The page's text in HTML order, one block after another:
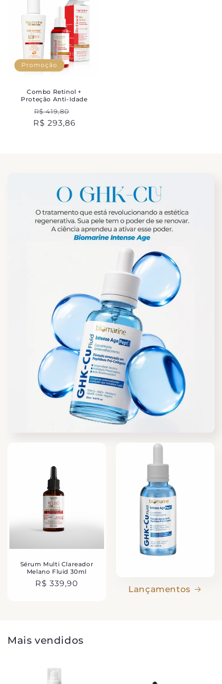
Promoção
Combo Retinol +
Proteção Anti-Idade
Preço
normal
R$ 419,80
promocional
R$ 293,86
Sérum Multi Clareador
Melano Fluid 30ml
Preço
R$ 339,90
Lançamentos
Mais vendidos